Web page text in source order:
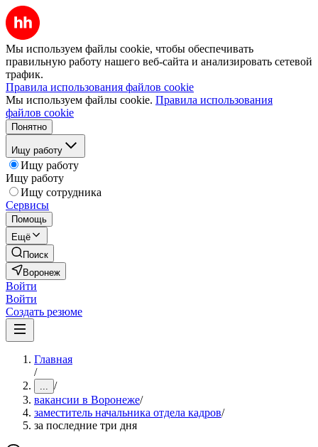
Мы используем файлы cookie, чтобы обеспечивать
правильную работу нашего веб-сайта и анализировать сетевой
трафик.
Правила использования файлов cookie
Мы используем файлы cookie. Правила использования
файлов cookie
Понятно
Ищу работу
Ищу работу
Ищу работу
Ищу сотрудника
Сервисы
Помощь
Ещё
Поиск
Воронеж
Войти
Войти
Создать резюме
Главная
/
... /
вакансии в Воронеже/
заместитель начальника отдела кадров/
за последние три дня